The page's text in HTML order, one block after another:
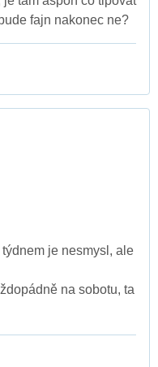
fajn nakonec ne?
je nesmysl, ale
na sobotu, ta